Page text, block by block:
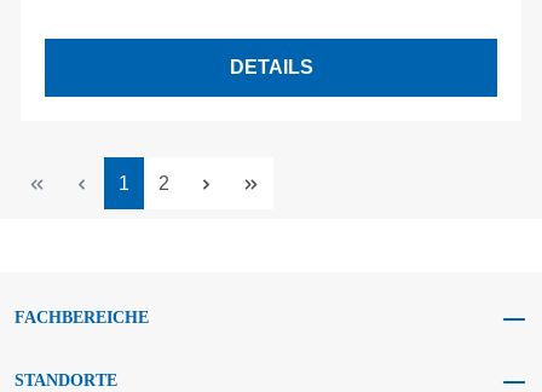
DETAILS
Seite
1 Seite
2
FACHBEREICHE
STANDORTE